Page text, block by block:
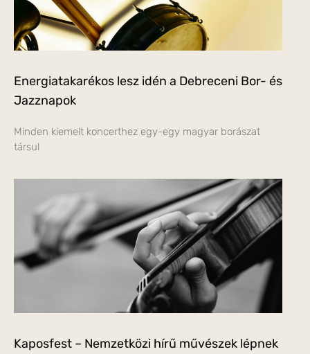
Energiatakarékos lesz idén a Debreceni Bor- és
Jazznapok
Minden kiemelt koncerthez egy-egy magyar borászat
társul
Kaposfest – Nemzetközi hírű művészek lépnek